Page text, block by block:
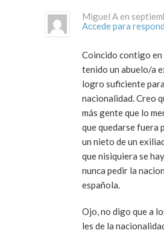
Accede para
Coincido contigo en
tenido un abuelo/a
logro suficiente
nacionalidad. Creo
más gente que lo
que quedarse fuera
un nieto de un
que nisiquiera se
nunca pedir la
española.
Ojo, no digo que a
les de la